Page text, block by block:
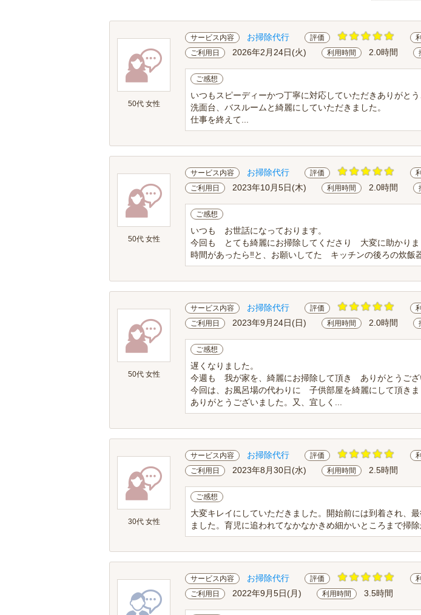
50代 女性
サービス内容 お掃除代行 評価
ご利用日 2026年2月24日(火) 利用時間 2.0時間
ご感想
いつもスピーディーかつ丁寧に対応していただきありがと
洗面台、バスルームと綺麗にしていただきました。
仕事を終えて...
50代 女性
サービス内容 お掃除代行 評価
ご利用日 2023年10月5日(木) 利用時間 2.0時間
ご感想
いつも お世話になっております。
今回も とても綺麗にお掃除してくださり 大変に助かりま
時間があったら‼️と、お願いしてた キッチンの後ろの炊飯
50代 女性
サービス内容 お掃除代行 評価
ご利用日 2023年9月24日(日) 利用時間 2.0時間
ご感想
遅くなりました。
今週も 我が家を、綺麗にお掃除して頂き ありがとうござ
今回は、お風呂場の代わりに 子供部屋を綺麗にして頂きま
ありがとうございました。又、宜しく...
30代 女性
サービス内容 お掃除代行 評価
ご利用日 2023年8月30日(水) 利用時間 2.5時間
ご感想
大変キレイにしていただきました。開始前には到着され、
ました。育児に追われてなかなかきめ細かいところまで掃
サービス内容 お掃除代行 評価
ご利用日 2022年9月5日(月) 利用時間 3.5時間